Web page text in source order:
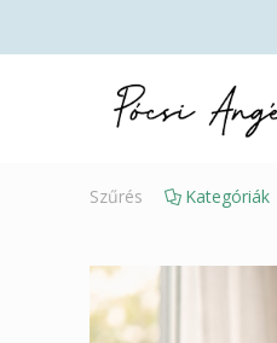
Szűrés Kategóriák